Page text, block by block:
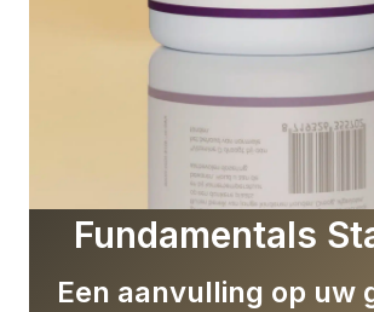
Fundamentals
Een aanvulling op uw